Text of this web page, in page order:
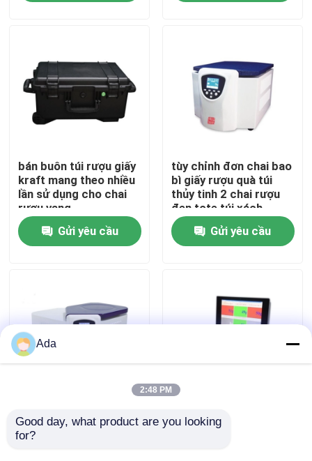
Các sản phẩm
Hướng dẫn VR
Về chúng tôi
Kiểm soát chất lượng
Liên hệ chúng tôi
bán buôn túi rượu giấy
kraft mang theo nhiều
lần sử dụng cho chai
rượu vang
Gửi yêu cầu
tùy chỉnh đơn chai bao
bì giấy rượu quà túi
thủy tinh 2 chai rượu
đen tote túi xách
Gửi yêu cầu
Logo tùy chỉnh Giá tốt
nhất in tùy chỉnh nhãn
động vật Giáng sinh
Ada
2:48 PM
Good day, what product are you looking
for?